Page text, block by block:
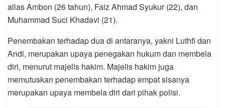
alias Ambon (26 tahun), Faiz Ahmad Syukur (22), dan
Muhammad Suci Khadavi (21).
Penembakan terhadap dua di antaranya, yakni Luthfi dan
Andi, merupakan upaya penegakan hukum dan membela
diri, menurut majelis hakim. Majelis hakim juga
memutuskan penembakan terhadap empat sisanya
merupakan upaya membela diri dari pihak polisi.